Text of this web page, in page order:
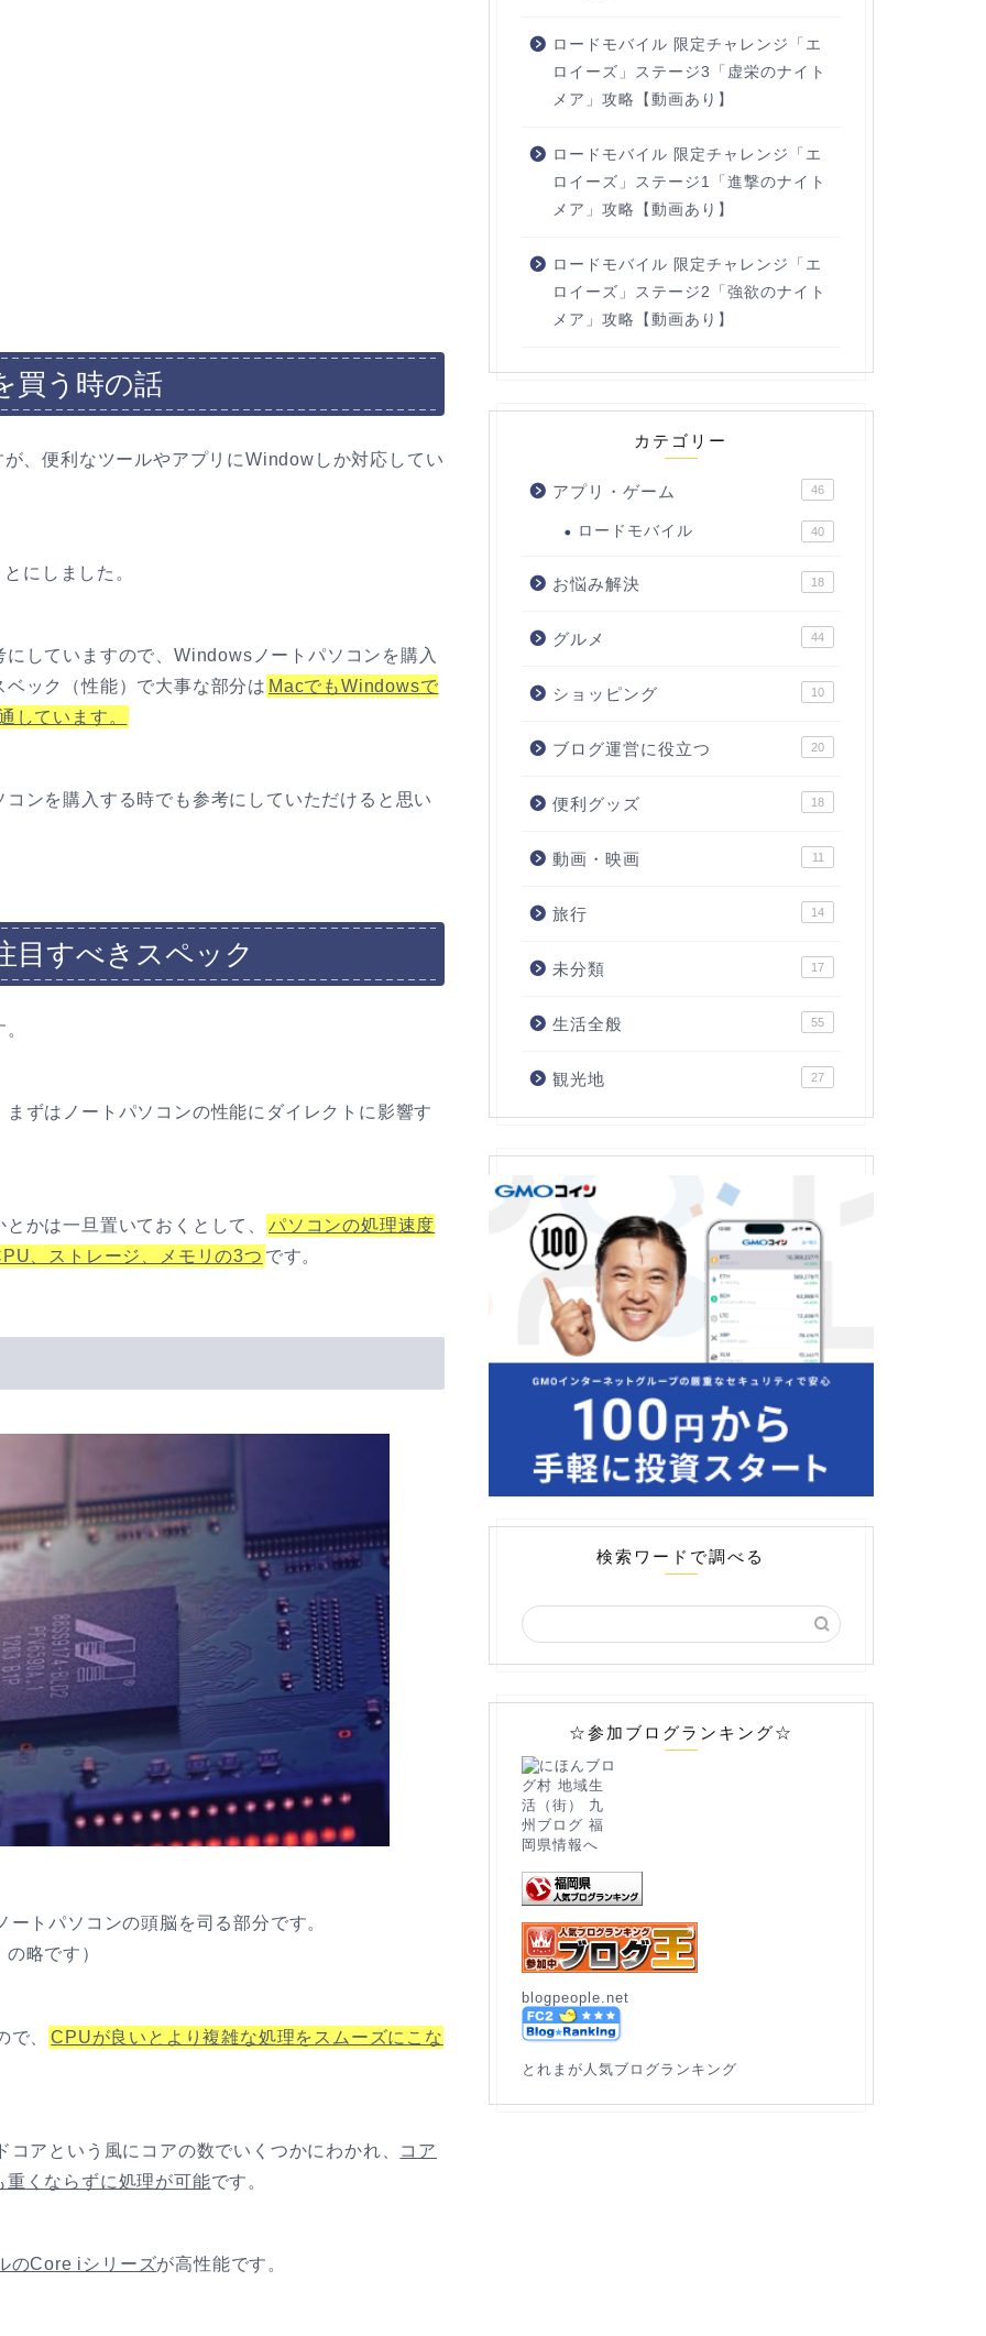
買う時の話
、便利なツールやアプリにWindowしか対応してい
にしました。
していますので、Windowsノートパソコンを購入
ック（性能）で大事な部分は MacでもWindowsで
しています。
ンを購入する時でも参考にしていただけると思い
目すべきスペック
ずはノートパソコンの性能にダイレクトに影響す
かは一旦置いておくとして、
パソコンの処理速度
、ストレージ、メモリの3つ です。
トパソコンの頭脳を司る部分です。
略です）
、 CPUが良いとより複雑な処理をスムーズにこな
アという風にコアの数でいくつかにわかれ、 コア
くならずに処理が可能です。
のCore iシリーズが高性能です。
ロードモバイル 限定チャレンジ「エ
ロイーズ」ステージ3「虚栄のナイト
メア」攻略【動画あり】
ロードモバイル 限定チャレンジ「エ
ロイーズ」ステージ1「進撃のナイト
メア」攻略【動画あり】
ロードモバイル 限定チャレンジ「エ
ロイーズ」ステージ2「強欲のナイト
メア」攻略【動画あり】
カテゴリー
アプリ・ゲーム 46
ロードモバイル 40
お悩み解決 18
グルメ 44
ショッピング 10
ブログ運営に役立つ 20
便利グッズ 18
動画・映画 11
旅行 14
未分類 17
生活全般 55
観光地 27
検索ワードで調べる
☆参加ブログランキング☆
blogpeople.net
とれまが人気ブログランキング